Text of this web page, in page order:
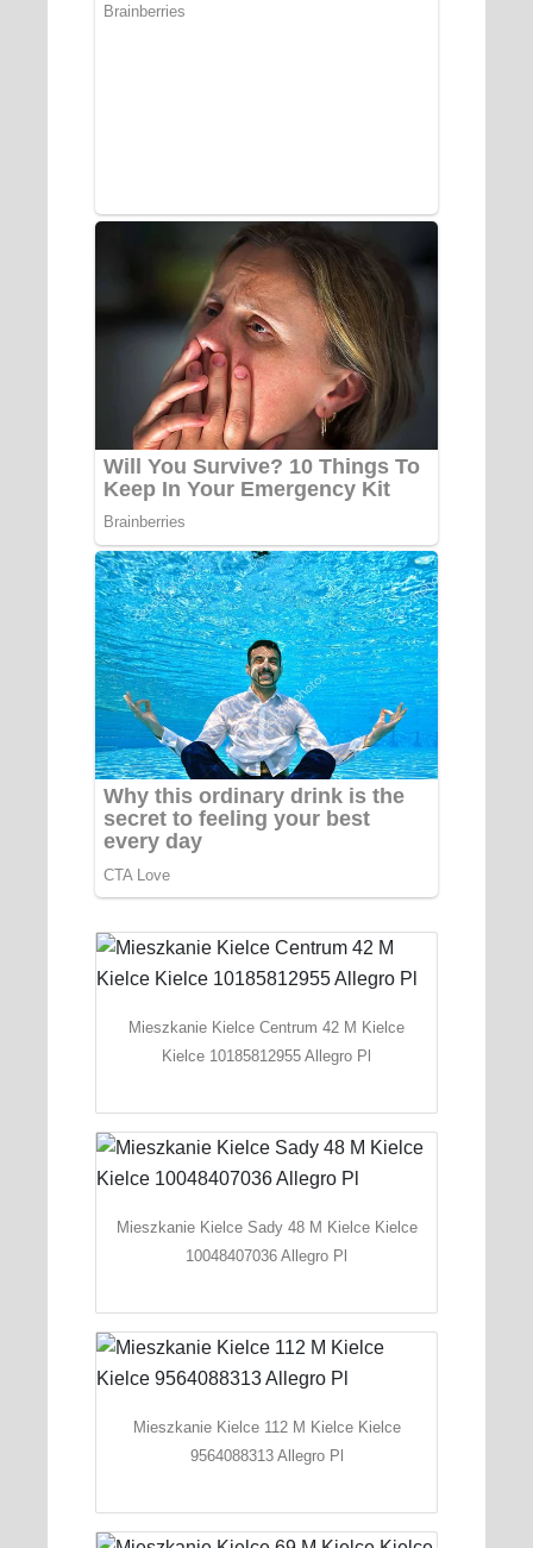
Mieszkanie Kielce Centrum 42 M Kielce
Kielce 10185812955 Allegro Pl
Mieszkanie Kielce Sady 48 M Kielce Kielce
10048407036 Allegro Pl
Mieszkanie Kielce 112 M Kielce Kielce
9564088313 Allegro Pl